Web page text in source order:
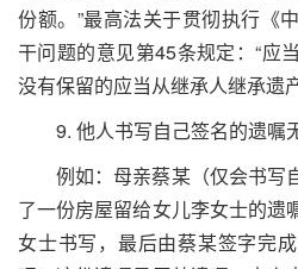
份额。”最高法关于贯彻执行《
干问题的意见第45条规定：“应
没有保留的应当从继承人继承遗
9. 他人书写自己签名的遗嘱
例如：母亲蔡某（仅会书写
了一份房屋留给女儿李女士的遗
女士书写，最后由蔡某签字完